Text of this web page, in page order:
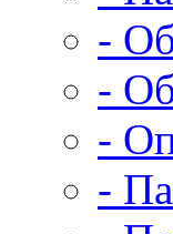
-
-
-
-